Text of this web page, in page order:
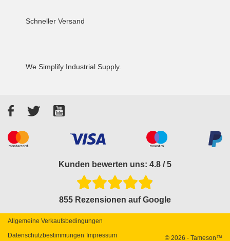
Schneller Versand
We Simplify Industrial Supply.
FacebookTwitterYouTube
Kunden bewerten uns: 4.8 / 5
855 Rezensionen auf Google
Allgemeine Verkaufsbedingungen
Datenschutzbestimmungen Impressum © 2026 - Tameson™